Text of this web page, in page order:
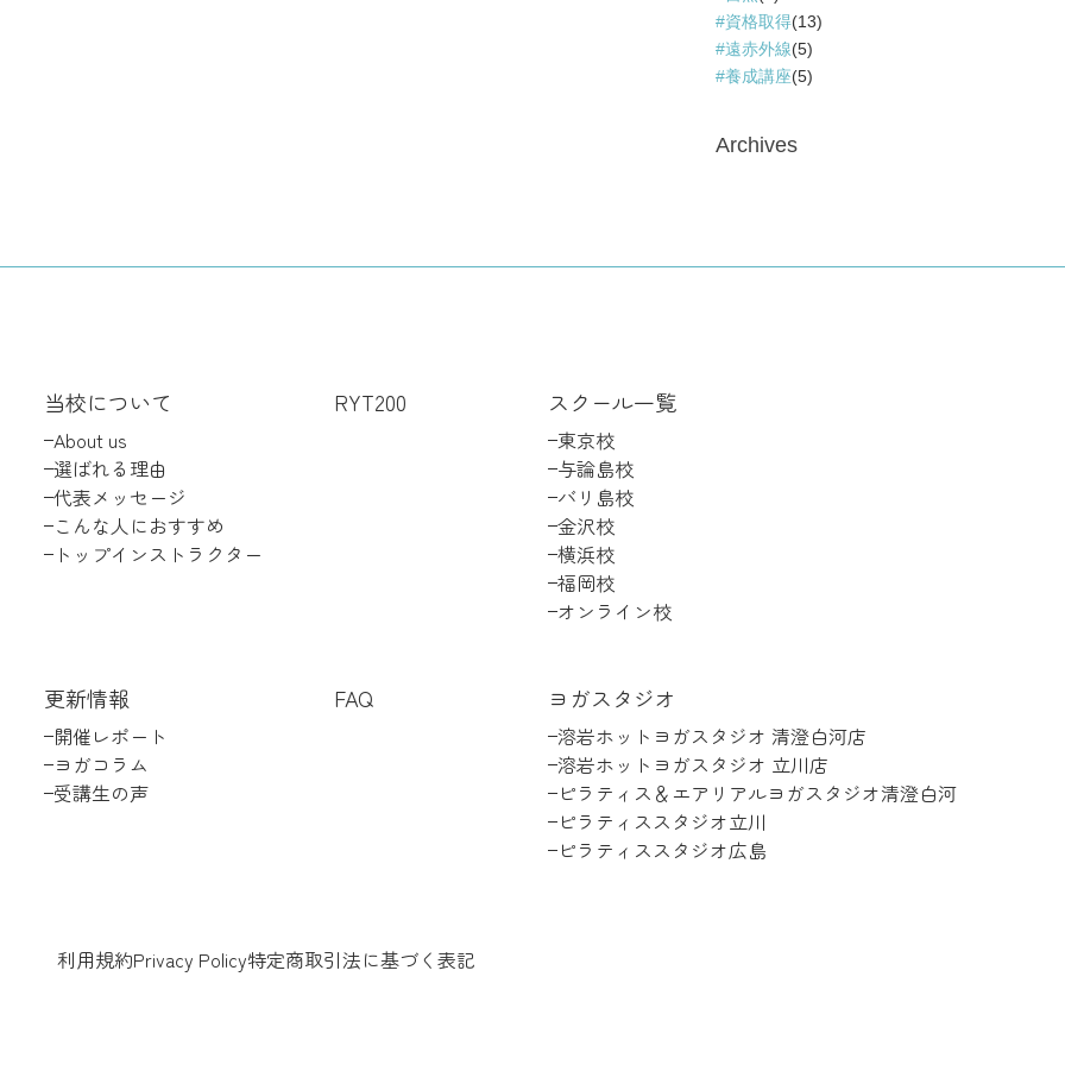
資格取得(13)
遠赤外線(5)
養成講座(5)
Archives
当校について
About us
選ばれる理由
代表メッセージ
こんな人におすすめ
トップインストラクター
更新情報
開催レポート
ヨガコラム
受講生の声
RYT200
FAQ
スクール一覧
東京校
与論島校
バリ島校
金沢校
横浜校
福岡校
オンライン校
ヨガスタジオ
溶岩ホットヨガスタジオ 清澄白河店
溶岩ホットヨガスタジオ 立川店
ピラティス＆エアリアルヨガスタジオ清澄白河
ピラティススタジオ立川
ピラティススタジオ広島
利用規約Privacy Policy特定商取引法に基づく表記